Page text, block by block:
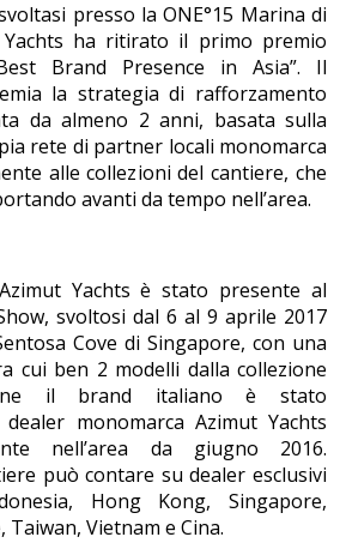
presso la ONE°15 Marina di
Yachts ha ritirato il primo premio
Brand Presence in Asia”. Il
la strategia di rafforzamento
da almeno 2 anni, basata sulla
rete di partner locali monomarca
alle collezioni del cantiere, che
avanti da tempo nell’area.
Yachts è stato presente al
svoltosi dal 6 al 9 aprile 2017
Cove di Singapore, con una
cui ben 2 modelli dalla collezione
il brand italiano è stato
monomarca Azimut Yachts
nell’area da giugno 2016.
può contare su dealer esclusivi
Hong Kong, Singapore,
Taiwan, Vietnam e Cina.